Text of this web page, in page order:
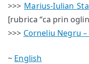
>>> Marius-Iulian
[rubrica “ca prin
>>> Corneliu Negru –
~ English